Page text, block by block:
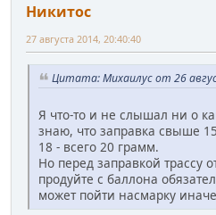
Никитос
27 августа 2014, 20:40:40
Цитата: Михаилус от 26
Я что-то и не слышал ни о
знаю, что заправка свыше
18 - всего 20 грамм.
Но перед заправкой трассу
продуйте с баллона
может пойти насмарку